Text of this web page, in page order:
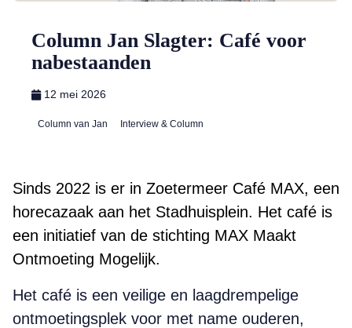
Column Jan Slagter: Café voor
nabestaanden
12 mei 2026
Column van Jan Interview & Column
Sinds 2022 is er in Zoetermeer Café MAX, een
horecazaak aan het Stadhuisplein. Het café is
een initiatief van de stichting MAX Maakt
Ontmoeting Mogelijk.
Het café is een veilige en laagdrempelige
ontmoetingsplek voor met name ouderen,